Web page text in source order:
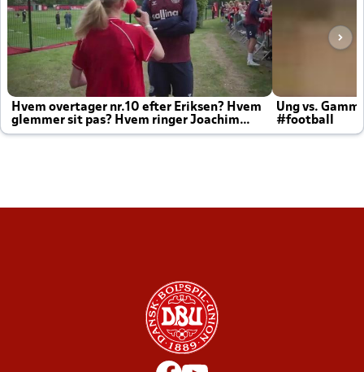
Hvem overtager nr.10 efter Eriksen? Hvem
glemmer sit pas? Hvem ringer Joachim
altid til efter kampe?
Ung vs.
#football